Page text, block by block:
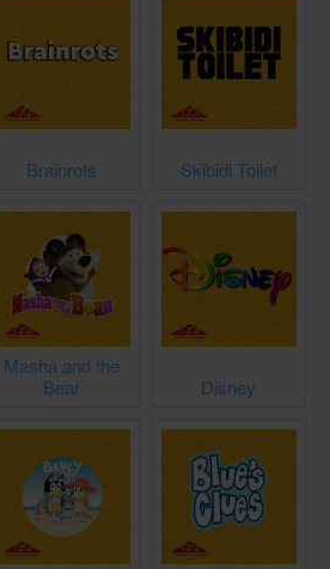
Brainrots Skibidi Toilet
Masha and the
Bear
Disney